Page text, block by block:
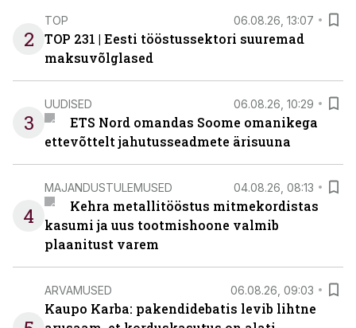
2
TOP 06.08.26, 13:07
TOP 231 | Eesti tööstussektori suuremad
maksuvõlglased
3
UUDISED 06.08.26, 10:29
ETS Nord omandas Soome omanikega
ettevõttelt jahutusseadmete ärisuuna
4
MAJANDUSTULEMUSED 04.08.26, 08:13
Kehra metallitööstus mitmekordistas
kasumi ja uus tootmishoone valmib
plaanitust varem
ARVAMUSED 06.08.26, 09:03
Kaupo Karba: pakendidebatis levib lihtne